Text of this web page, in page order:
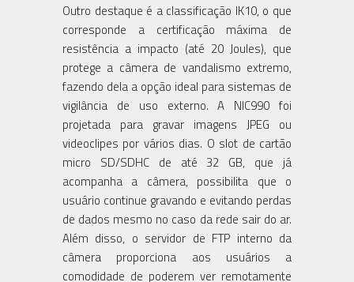
Outro destaque é a classificação IK10, o que
corresponde a certificação máxima de
resistência a impacto (até 20 Joules), que
protege a câmera de vandalismo extremo,
fazendo dela a opção ideal para sistemas de
vigilância de uso externo. A NIC990 foi
projetada para gravar imagens JPEG ou
videoclipes por vários dias. O slot de cartão
micro SD/SDHC de até 32 GB, que já
acompanha a câmera, possibilita que o
usuário continue gravando e evitando perdas
de dados mesmo no caso da rede sair do ar.
Além disso, o servidor de FTP interno da
câmera proporciona aos usuários a
comodidade de poderem ver remotamente